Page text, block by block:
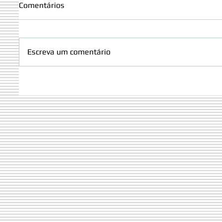
Martins representará Portugal
nas Olimpíadas Internacionais
das Ciências da Terra 2026
Comentários
Escreva um comentário